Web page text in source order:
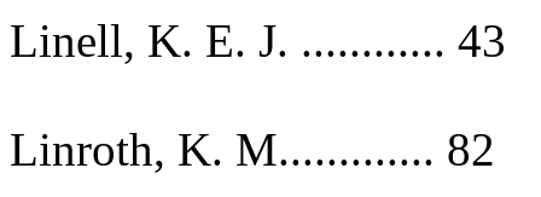
Linell, K. E. J. ............ 43
Linroth, K. M............. 82